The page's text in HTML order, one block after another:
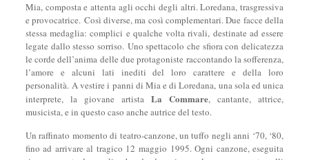
Mia, composta e attenta agli occhi degli altri. Loredana, trasgressiva
e provocatrice. Così diverse, ma così complementari. Due facce della
stessa medaglia: complici e qualche volta rivali, destinate ad essere
legate dallo stesso sorriso. Uno spettacolo che sfiora con delicatezza
le corde dell’anima delle due protagoniste raccontando la sofferenza,
l’amore e alcuni lati inediti del loro carattere e della loro
personalità. A vestire i panni di Mia e di Loredana, una sola ed unica
interprete, la giovane artistaLa Commare, cantante, attrice,
musicista, e in questo caso anche autrice del testo.
Un raffinato momento di teatro-canzone, un tuffo negli anni ‘70, ‘80,
fino ad arrivare al tragico 12 maggio 1995. Ogni canzone, eseguita